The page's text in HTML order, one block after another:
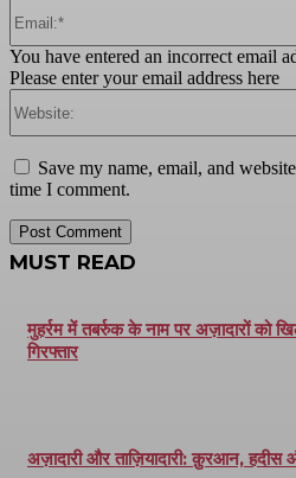
You have entered an incorrect email
Please enter your email address here
Save my name, email, and
time I comment.
MUST READ
मुहर्रम में तबर्रुक के नाम पर अज़ादारों को
गिरफ्तार
अज़ादारी और ताज़ियादारी: क़ुरआन,